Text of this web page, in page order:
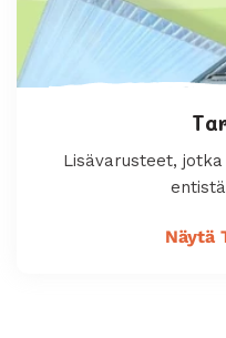
Lisävarusteet,
Näytä